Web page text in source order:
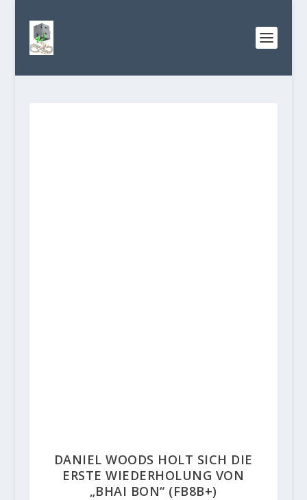
DANIEL WOODS HOLT SICH DIE
ERSTE WIEDERHOLUNG VON
„BHAI BON“ (FB8B+)